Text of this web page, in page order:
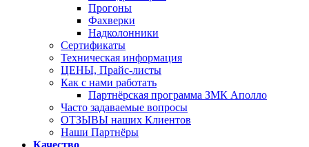
Прогоны
Фахверки
Надколонники
Сертификаты
Техническая информация
ЦЕНЫ, Прайс-листы
Как с нами работать
Партнёрская программа ЗМК Аполло
Часто задаваемые вопросы
ОТЗЫВЫ наших Клиентов
Наши Партнёры